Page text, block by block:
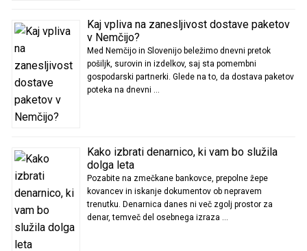
Kaj vpliva na zanesljivost dostave paketov
v Nemčijo?
Med Nemčijo in Slovenijo beležimo dnevni pretok
pošiljk, surovin in izdelkov, saj sta pomembni
gospodarski partnerki. Glede na to, da dostava paketov
poteka na dnevni …
Kako izbrati denarnico, ki vam bo služila
dolga leta
Pozabite na zmečkane bankovce, prepolne žepe
kovancev in iskanje dokumentov ob nepravem
trenutku. Denarnica danes ni več zgolj prostor za
denar, temveč del osebnega izraza …